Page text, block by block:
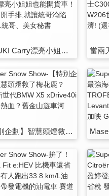
SUZUKI Carry漂亮小姐姐也能開貨車！第一次開手排,就讓統哥淪陷了？ ft.統哥、美女秘書
【特別企劃】智慧頭燈救了梅花鹿？2021新世代BMW X5 xDrive40i 均衡又熱血？舊金山遊車河EP.2